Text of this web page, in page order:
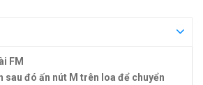
FM
sau đó ấn nút M trên loa để chuyển